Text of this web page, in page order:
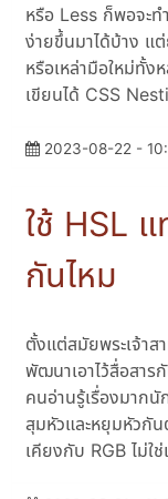
หรือ Less ก็พอจะท
ง่ายขึ้นมาได้บ้าง แ
หรือเหล่ามือใหม่ทั้ง
เขียนได้ CSS
2023-08-22 -
ใช้ HSL
กันไหม
ตั้งแต่สมัยพระเจ้าส
พัฒนาเอาไว้สื่อสาร
คนอ่านรู้เรื่องมาก
สุมหัวและหยุมหัวกั
เคียงกับ RGB ไม่ใ